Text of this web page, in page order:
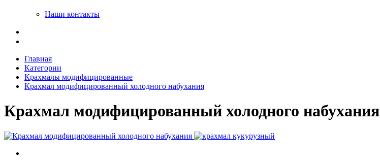
Наши контакты
Главная
Категории
Крахмалы модифицированные
Крахмал модифицированный холодного набухания
Крахмал модифицированный холодного набухания